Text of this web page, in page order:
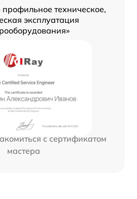
профильное техническое,
эксплуатация
с сертификатом
мастера